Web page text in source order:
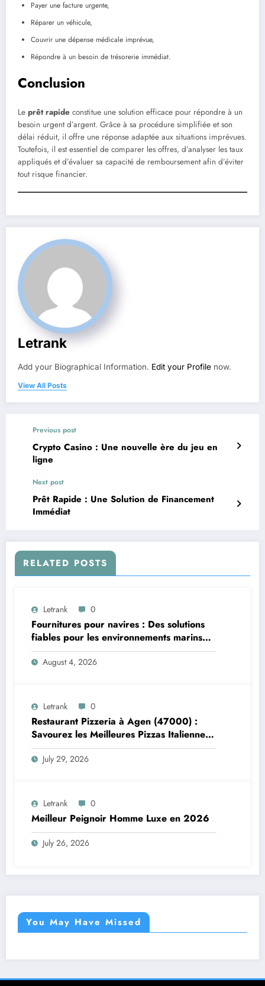
Payer une facture urgente,
Réparer un véhicule,
Couvrir une dépense médicale imprévue,
Répondre à un besoin de trésorerie immédiat.
Conclusion
Le prêt rapide constitue une solution efficace pour répondre à un
besoin urgent d’argent. Grâce à sa procédure simplifiée et son
délai réduit, il offre une réponse adaptée aux situations imprévues.
Toutefois, il est essentiel de comparer les offres, d’analyser les taux
appliqués et d’évaluer sa capacité de remboursement afin d’éviter
tout risque financier.
Letrank
Add your Biographical Information. Edit your Profile now.
View All Posts
Previous post
Crypto Casino : Une nouvelle ère du jeu en
ligne
Next post
Prêt Rapide : Une Solution de Financement
Immédiat
RELATED POSTS
Letrank 0
Fournitures pour navires : Des solutions
fiables pour les environnements marins
exigeants
August 4, 2026
Letrank 0
Restaurant Pizzeria à Agen (47000) :
Savourez les Meilleures Pizzas Italiennes
chez Trattoria Pasta Pizza Brax
July 29, 2026
Letrank 0
Meilleur Peignoir Homme Luxe en 2026
July 26, 2026
You May Have Missed